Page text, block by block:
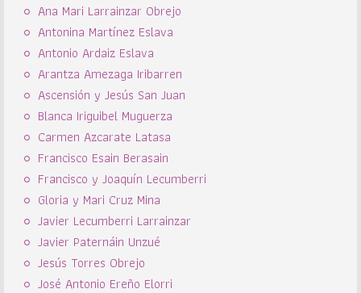
Ana Mari Larrainzar Obrejo
Antonina Martínez Eslava
Antonio Ardaiz Eslava
Arantza Amezaga Iribarren
Ascensión y Jesús San Juan
Blanca Iriguibel Muguerza
Carmen Azcarate Latasa
Francisco Esain Berasain
Francisco y Joaquín Lecumberri
Gloria y Mari Cruz Mina
Javier Lecumberri Larrainzar
Javier Paternáin Unzué
Jesús Torres Obrejo
José Antonio Ereño Elorri